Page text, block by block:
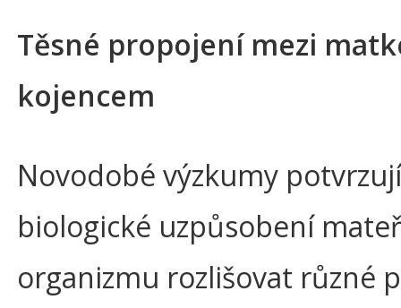
Těsné propojení mezi
kojencem
Novodobé výzkumy potvrzují
biologické uzpůsobení
organizmu rozlišovat různé